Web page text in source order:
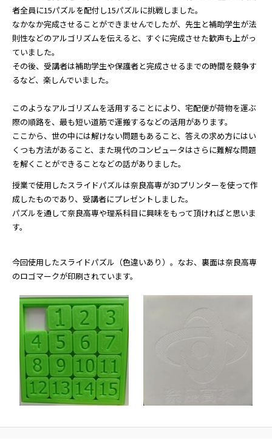
者全員に15パズルを配付し15パズルに挑戦しました。
なかなか完成させることができませんでしたが、先生と補助学生が法
則性などのアルゴリズムを伝えると、すぐに完成させた歓声も上がっ
ていました。
その後、受講者は補助学生や保護者と完成させるまでの時間を競争す
るなど、楽しんでいました。
このようなアルゴリズムを活用することにより、宅配便が荷物を運ぶ
際の順路を、最も短い道筋で運搬するなどの活用があります。
ここから、世の中には解けない問題もあること、答えの求め方にはい
くつも方法があること、また現代のコンピュータはさらに難解な問題
を解くことができることなどの話がありました。
授業で使用したスライドパズルは奈良高専が3Dプリンターを使って作
成したものであり、受講者にプレゼントしました。
パズルを通して奈良高専や理系科目に興味をもって頂ければと思いま
す。
今回使用したスライドパズル（色違いあり）。なお、裏面は奈良高専
のロゴマークが印刷されています。